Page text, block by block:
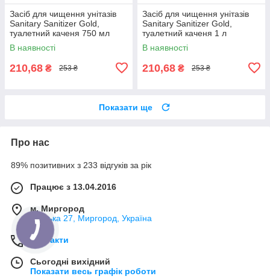
Засіб для чищення унітазів
Sanitary Sanitizer Gold,
туалетний каченя 750 мл
В наявності
210,68 ₴ 253 ₴
Засіб для чищення унітазів
Sanitary Sanitizer Gold,
туалетний каченя 1 л
В наявності
210,68 ₴ 253 ₴
Показати ще
Про нас
89% позитивних з 233 відгуків за рік
Працює з 13.04.2016
м. Миргород
Ткацька 27, Миргород, Україна
Контакти
Сьогодні вихідний
Показати весь графік роботи